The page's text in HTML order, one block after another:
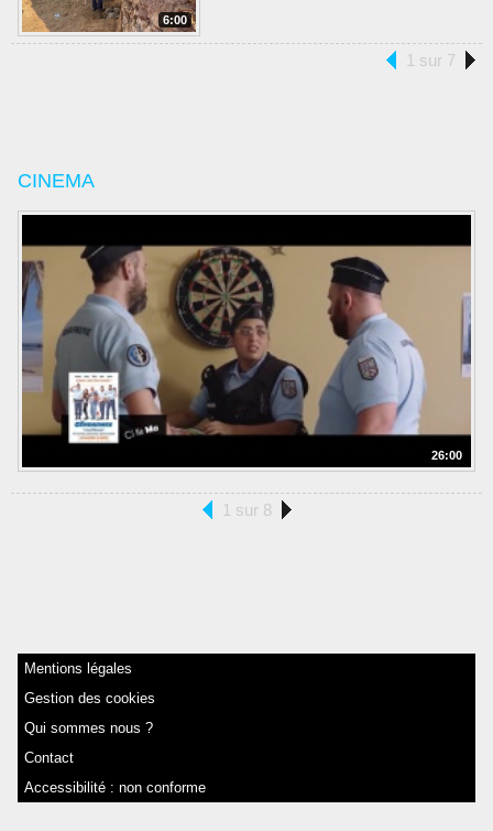
6:00
1 sur 7
CINEMA
26:00
1 sur 8
Mentions légales
Gestion des cookies
Qui sommes nous ?
Contact
Accessibilité : non conforme